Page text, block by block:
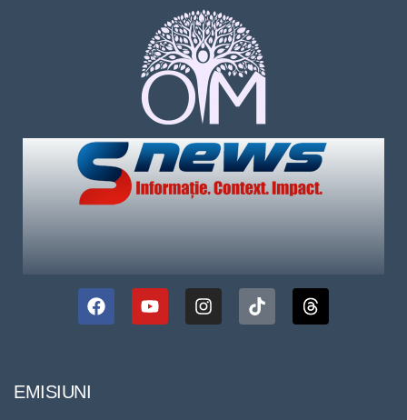
EMISIUNI